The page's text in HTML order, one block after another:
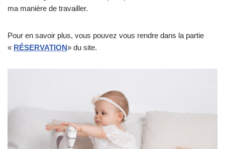
ma manière de travailler.
Pour en savoir plus, vous pouvez vous rendre dans la partie
« RÉSERVATION» du site.